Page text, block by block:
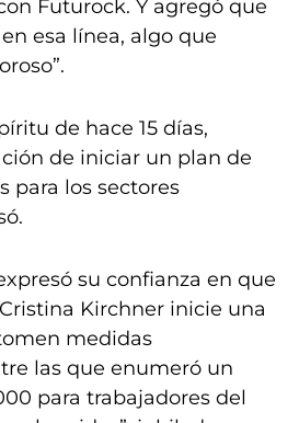
Futurock. Y agregó que
esa línea, algo que
de hace 15 días,
de iniciar un plan de
para los sectores
su confianza en que
Kirchner inicie una
medidas
las que enumeró un
para trabajadores del